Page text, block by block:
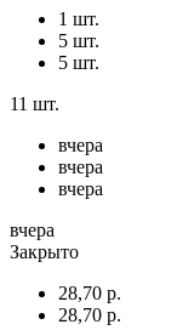
1 шт.
5 шт.
5 шт.
11 шт.
вчера
вчера
вчера
вчера
Закрыто
28,70 р.
28,70 р.